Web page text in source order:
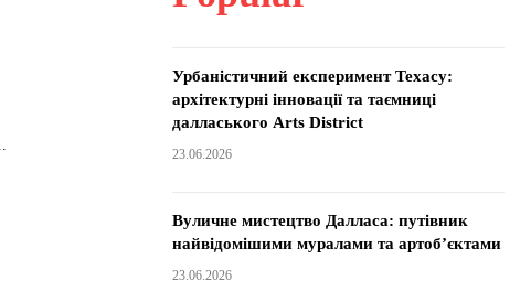
Урбаністичний експеримент Техасу:
архітектурні інновації та таємниці
далласького Arts District
23.06.2026
Вуличне мистецтво Далласа: путівник
найвідомішими муралами та артоб’єктами
23.06.2026